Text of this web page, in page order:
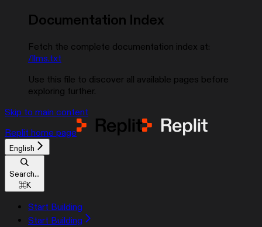
Documentation Index
Fetch the complete documentation index at:
/llms.txt
Use this file to discover all available pages before
exploring further.
Skip to main content
Replit home page
English
Search...
⌘K
Start Building
Start Building